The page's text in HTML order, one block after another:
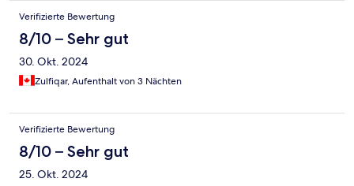
Verifizierte Bewertung
8/10 – Sehr gut
30. Okt. 2024
Zulfiqar, Aufenthalt von 3 Nächten
Verifizierte Bewertung
8/10 – Sehr gut
25. Okt. 2024